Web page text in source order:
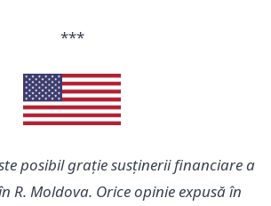
***
posibil grație susținerii financiare a
R. Moldova. Orice opinie expusă în